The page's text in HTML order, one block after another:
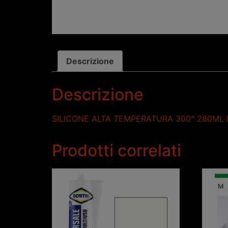
Descrizione
Descrizione
SILICONE ALTA TEMPERATURA 300° 280ML
Prodotti correlati